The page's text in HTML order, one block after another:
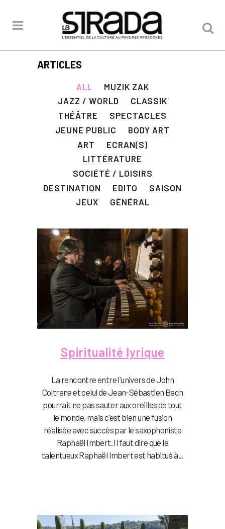
ARTICLES
ALL
MUZIK ZAK
JAZZ / WORLD
CLASSIK
THÉÂTRE
SPECTACLES
JEUNE PUBLIC
BODY ART
ART
ECRAN(S)
LITTÉRATURE
SOCIÉTÉ / LOISIRS
DESTINATION
EDITO
SAISON
JEUX
GÉNÉRAL
Spiritualité lyrique
La rencontre entre l'univers de John
Coltrane et celui de Jean-Sébastien Bach
pourrait ne pas sauter aux oreilles de tout
le monde, mais c'est bien une fusion
réalisée avec succès par le saxophoniste
Raphaël Imbert. Il faut dire que le
talentueux Raphaël Imbert est habitué à...